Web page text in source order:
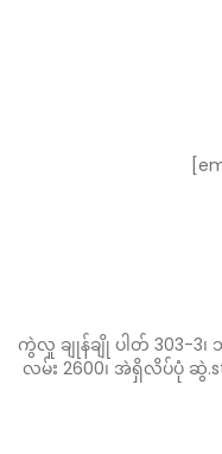
ကွဲလူ ချုန်ချို ပါတ် 303-3၊
လမ်း 2600၊ အဲရှိလိပ်ပုံ ဆွဲ